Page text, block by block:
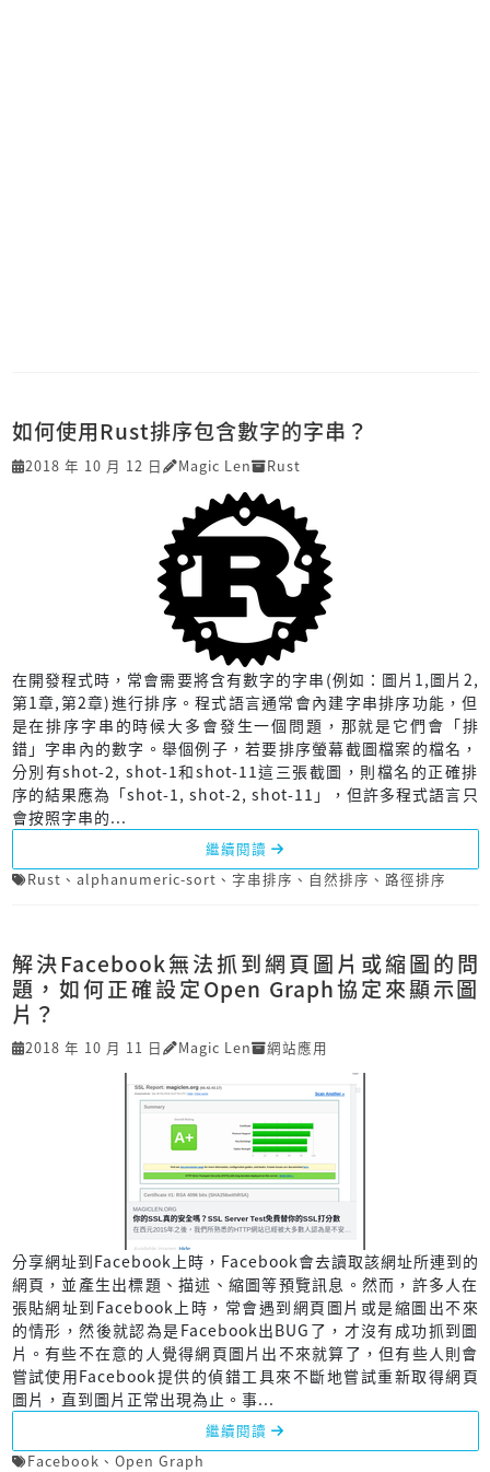
如何使用Rust排序包含數字的字串？
2018 年 10 月 12 日 Magic Len Rust
在開發程式時，常會需要將含有數字的字串(例如：圖片1,圖片2,
第1章,第2章)進行排序。程式語言通常會內建字串排序功能，但
是在排序字串的時候大多會發生一個問題，那就是它們會「排
錯」字串內的數字。舉個例子，若要排序螢幕截圖檔案的檔名，
分別有shot-2, shot-1和shot-11這三張截圖，則檔名的正確排
序的結果應為「shot-1, shot-2, shot-11」，但許多程式語言只
會按照字串的...
繼續閱讀
Rust 、 alphanumeric-sort 、 字串排序 、 自然排序 、 路徑排序
解決Facebook無法抓到網頁圖片或縮圖的問
題，如何正確設定Open Graph協定來顯示圖
片？
2018 年 10 月 11 日 Magic Len 網站應用
分享網址到Facebook上時，Facebook會去讀取該網址所連到的
網頁，並產生出標題、描述、縮圖等預覽訊息。然而，許多人在
張貼網址到Facebook上時，常會遇到網頁圖片或是縮圖出不來
的情形，然後就認為是Facebook出BUG了，才沒有成功抓到圖
片。有些不在意的人覺得網頁圖片出不來就算了，但有些人則會
嘗試使用Facebook提供的偵錯工具來不斷地嘗試重新取得網頁
圖片，直到圖片正常出現為止。事...
繼續閱讀
Facebook 、 Open Graph